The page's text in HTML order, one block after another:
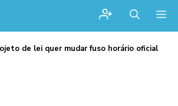
de lei quer mudar fuso horário oficial